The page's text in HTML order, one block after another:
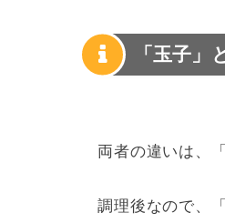
「玉子」
両者の違いは、「
調理後なので、